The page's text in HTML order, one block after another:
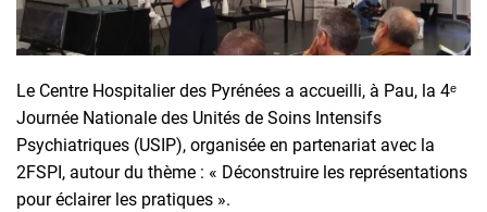
Le Centre Hospitalier des Pyrénées a accueilli, à Pau, la 4ᵉ
Journée Nationale des Unités de Soins Intensifs
Psychiatriques (USIP), organisée en partenariat avec la
2FSPI, autour du thème : « Déconstruire les représentations
pour éclairer les pratiques ».